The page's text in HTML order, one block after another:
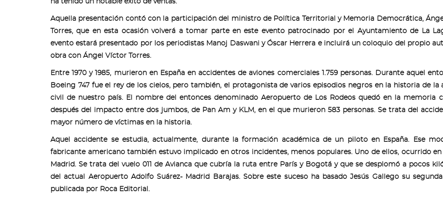
ha tenido un notable éxito de ventas.
Aquella presentación contó con la participación del ministro de Política Territorial y Memoria Democrática,
Torres, que en esta ocasión volverá a tomar parte en este evento patrocinado por el Ayuntamiento de La
evento estará presentado por los periodistas Manoj Daswani y Óscar Herrera e incluirá un coloquio del propio
obra con Ángel Víctor Torres.
Entre 1970 y 1985, murieron en España en accidentes de aviones comerciales 1.759 personas. Durante aquel
Boeing 747 fue el rey de los cielos, pero también, el protagonista de varios episodios negros en la historia de la
civil de nuestro país. El nombre del entonces denominado Aeropuerto de Los Rodeos quedó en la memoria
después del impacto entre dos jumbos, de Pan Am y KLM, en el que murieron 583 personas. Se trata del
mayor número de víctimas en la historia.
Aquel accidente se estudia, actualmente, durante la formación académica de un piloto en España. Ese
fabricante americano también estuvo implicado en otros incidentes, menos populares. Uno de ellos, ocurrido en
Madrid. Se trata del vuelo 011 de Avianca que cubría la ruta entre París y Bogotá y que se desplomó a pocos
del actual Aeropuerto Adolfo Suárez- Madrid Barajas. Sobre este suceso ha basado Jesús Gallego su
publicada por Roca Editorial.